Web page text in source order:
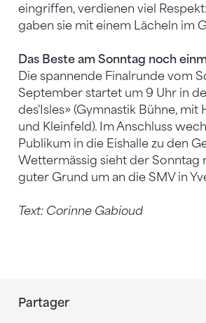
eingriffen, verdienen viel
gaben sie mit einem Lächeln im
Das Beste am Sonntag noch
Die spannende Finalrunde vom
September startet um 9 Uhr in
des'Isles» (Gymnastik Bühne, mit
und Kleinfeld). Im Anschluss
Publikum in die Eishalle zu den
Wettermässig sieht der Sonntag
guter Grund um an die SMV in
Text: Corinne Gabioud
Partager